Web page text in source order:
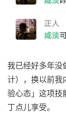
我已经好多年没
计），换以前我
验心态」这项技
丁点儿享受。